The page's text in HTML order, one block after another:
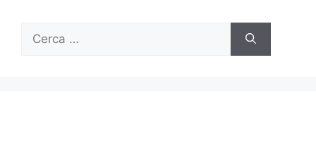
Ricerca